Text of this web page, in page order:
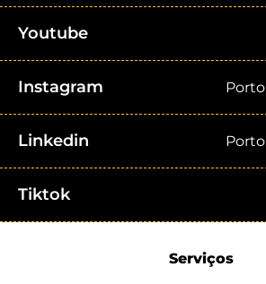
Youtube
Instagram Porto
Linkedin Porto
Tiktok
Serviços